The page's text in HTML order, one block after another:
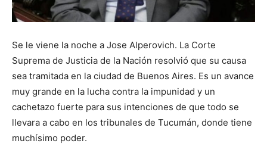
Se le viene la noche a Jose Alperovich. La Corte
Suprema de Justicia de la Nación resolvió que su causa
sea tramitada en la ciudad de Buenos Aires. Es un avance
muy grande en la lucha contra la impunidad y un
cachetazo fuerte para sus intenciones de que todo se
llevara a cabo en los tribunales de Tucumán, donde tiene
muchísimo poder.